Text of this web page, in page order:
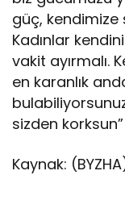
güç,
Kadınlar
vakit ayırmalı.
en karanlık
sizden
Kaynak: